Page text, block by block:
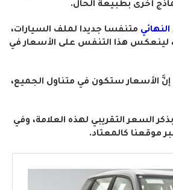
النهائي متنفسا جديدا لملف السيارات،
لينعكس هذا التنفس على الأسعار في
الأسعار ستكون في متناول الجميع،
السعر التقريبي لهذه العلامة، وفي